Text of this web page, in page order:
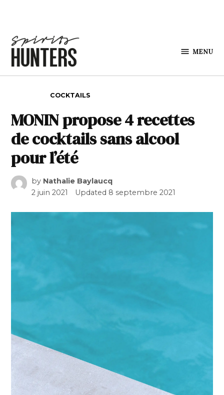
MENU
COCKTAILS
MONIN propose 4 recettes
de cocktails sans alcool
pour l’été
by Nathalie Baylaucq
2 juin 2021
Updated 8 septembre 2021